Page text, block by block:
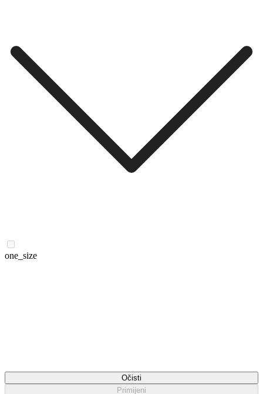
one_size
Očisti
Primijeni